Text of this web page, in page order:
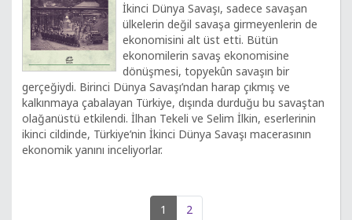
İkinci Dünya Savaşı, sadece savaşan
ülkelerin değil savaşa girmeyenlerin de
ekonomisini alt üst etti. Bütün
ekonomilerin savaş ekonomisine
dönüşmesi, topyekûn savaşın bir
gerçeğiydi. Birinci Dünya Savaşı’ndan harap çıkmış ve
kalkınmaya çabalayan Türkiye, dışında durduğu bu savaştan
olağanüstü etkilendi. İlhan Tekeli ve Selim İlkin, eserlerinin
ikinci cildinde, Türkiye’nin İkinci Dünya Savaşı macerasının
ekonomik yanını inceliyorlar.
1 2